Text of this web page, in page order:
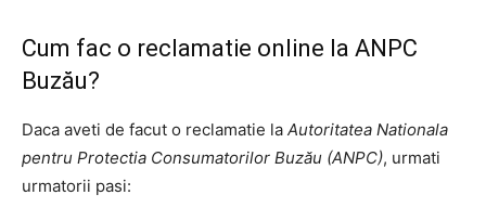
Cum fac o reclamatie online la ANPC
Buzău?
Daca aveti de facut o reclamatie la Autoritatea Nationala
pentru Protectia Consumatorilor Buzău (ANPC), urmati
urmatorii pasi: